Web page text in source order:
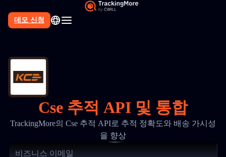
데모 신청
Cse 추적 API 및 통합
TrackingMore의 Cse 추적 API로 추적 정확도와 배송 가시성
을 향상